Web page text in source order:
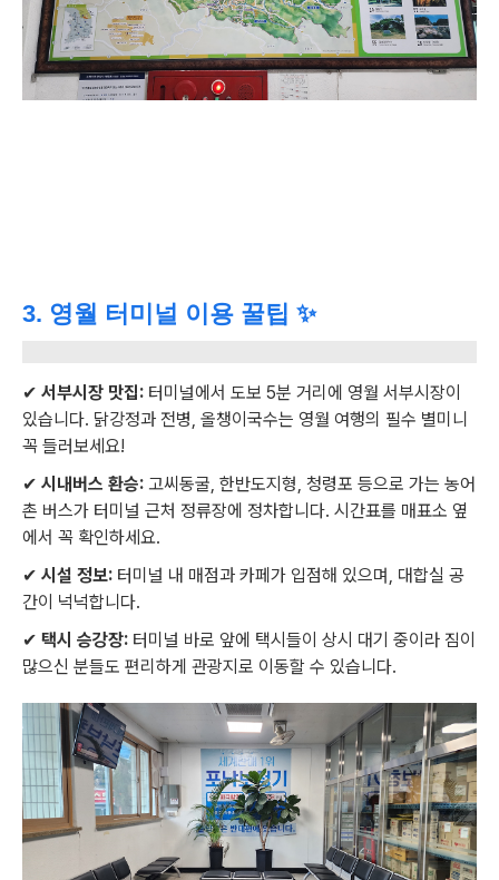
3. 영월 터미널 이용 꿀팁 ✨
✔ 서부시장 맛집: 터미널에서 도보 5분 거리에 영월 서부시장이
있습니다. 닭강정과 전병, 올챙이국수는 영월 여행의 필수 별미니
꼭 들러보세요!
✔ 시내버스 환승: 고씨동굴, 한반도지형, 청령포 등으로 가는 농어
촌 버스가 터미널 근처 정류장에 정차합니다. 시간표를 매표소 옆
에서 꼭 확인하세요.
✔ 시설 정보: 터미널 내 매점과 카페가 입점해 있으며, 대합실 공
간이 넉넉합니다.
✔ 택시 승강장: 터미널 바로 앞에 택시들이 상시 대기 중이라 짐이
많으신 분들도 편리하게 관광지로 이동할 수 있습니다.